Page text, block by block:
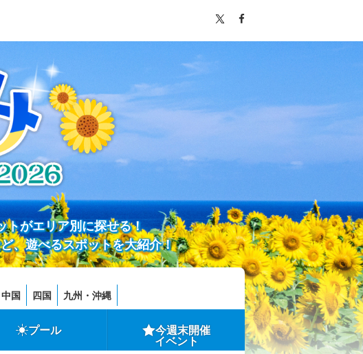
トがエリア別に探せる！
、遊べるスポットを大紹介！
中国 四国 九州・沖縄
プール 今週末開催
イベント